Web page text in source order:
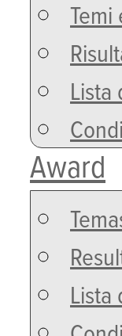
Temi
Lista
Award
Lista